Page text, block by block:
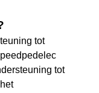
tot
tot